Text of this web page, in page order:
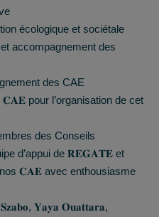
écologique et sociétale
accompagnement des
des CAE
𝐂𝐀𝐄 pour l’organisation de cet
des Conseils
d’appui de 𝐑𝐄𝐆𝐀𝐓𝐄 et
𝐂𝐀𝐄 avec enthousiasme
𝐘𝐚𝐲𝐚 𝐎𝐮𝐚𝐭𝐭𝐚𝐫𝐚,